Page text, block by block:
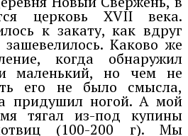
церковь XVII века.
к закату, как вдруг
Каково же
когда обнаружил
маленький, но чем не
его не было смысла,
придушил ногой. А мой
тягал из-под купины
(100-200 г). Мы